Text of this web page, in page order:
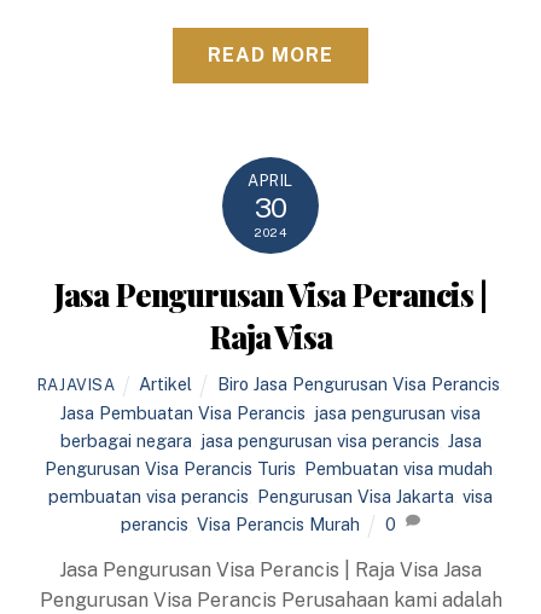
READ MORE
APRIL
30
2024
Jasa Pengurusan Visa Perancis |
Raja Visa
RAJAVISA Artikel Biro Jasa Pengurusan Visa Perancis
Jasa Pembuatan Visa Perancis jasa pengurusan visa
berbagai negara jasa pengurusan visa perancis Jasa
Pengurusan Visa Perancis Turis Pembuatan visa mudah
pembuatan visa perancis Pengurusan Visa Jakarta visa
perancis ,Visa Perancis Murah 0
Jasa Pengurusan Visa Perancis | Raja Visa Jasa
Pengurusan Visa Perancis Perusahaan kami adalah